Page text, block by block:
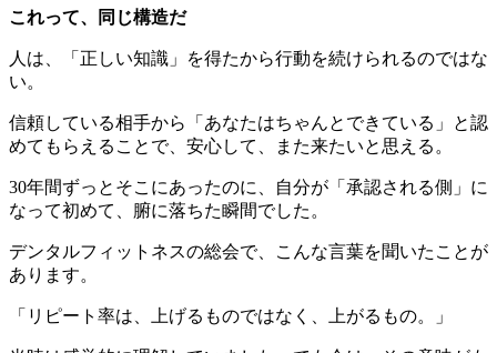
これって、同じ構造だ
人は、「正しい知識」を得たから行動を続けられるのではな
い。
信頼している相手から「あなたはちゃんとできている」と認
めてもらえることで、安心して、また来たいと思える。
30年間ずっとそこにあったのに、自分が「承認される側」に
なって初めて、腑に落ちた瞬間でした。
デンタルフィットネスの総会で、こんな言葉を聞いたことが
あります。
「リピート率は、上げるものではなく、上がるもの。」